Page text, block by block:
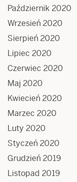
Październik 2020
Wrzesień 2020
Sierpień 2020
Lipiec 2020
Czerwiec 2020
Maj 2020
Kwiecień 2020
Marzec 2020
Luty 2020
Styczeń 2020
Grudzień 2019
Listopad 2019